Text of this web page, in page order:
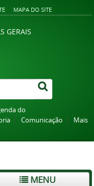
MAPA DO SITE
GERAIS
do
Comunicação
Mais
MENU